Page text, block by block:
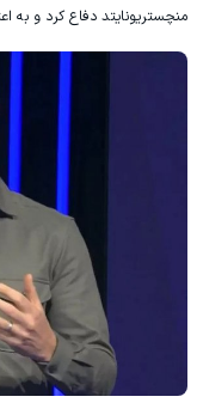
منچستریونایتد دفاع کرد و به